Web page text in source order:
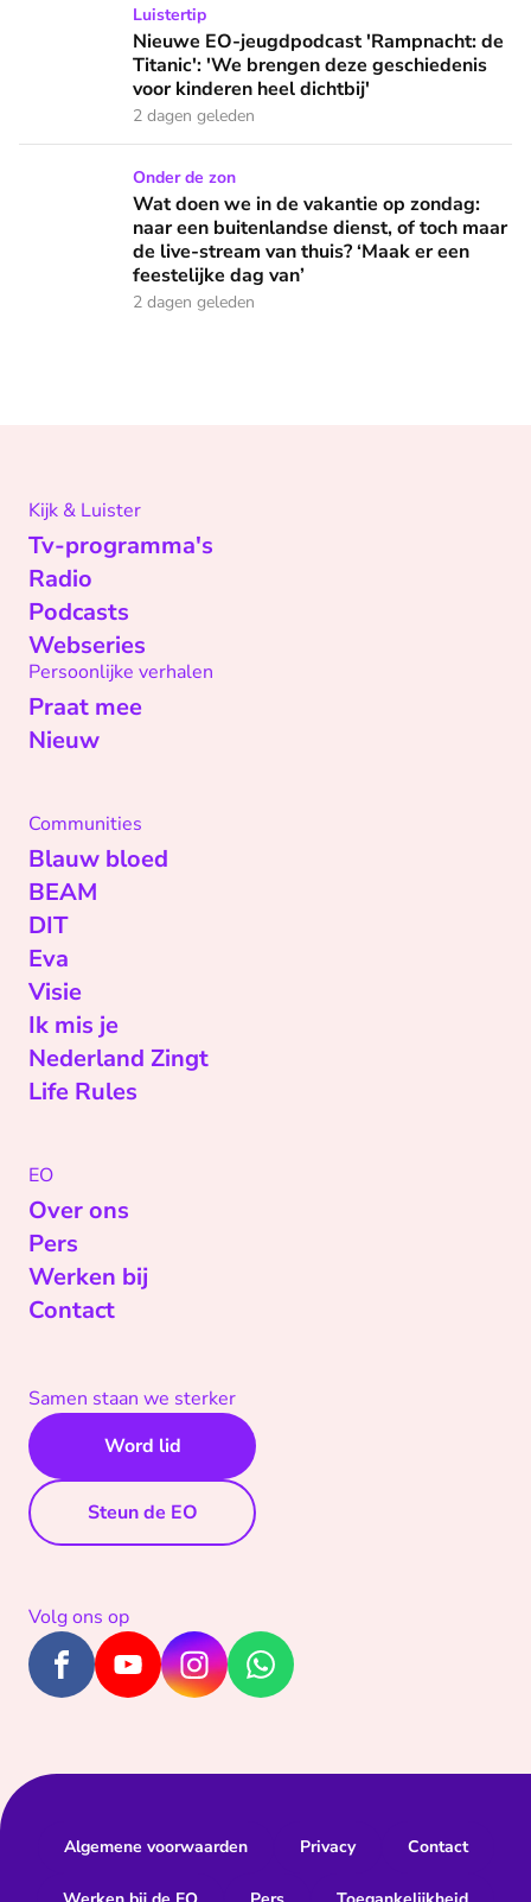
Nieuwe EO-jeugdpodcast 'Rampnacht: de Titanic': 'We
Luistertip
Nieuwe EO-jeugdpodcast 'Rampnacht: de
Titanic': 'We brengen deze geschiedenis
voor kinderen heel dichtbij'
2 dagen geleden
Wat doen we in de vakantie op zondag: naar een
Onder de zon
Wat doen we in de vakantie op zondag:
naar een buitenlandse dienst, of toch maar
de live-stream van thuis? ‘Maak er een
feestelijke dag van’
2 dagen geleden
Kijk & Luister
Tv-programma's
Radio
Podcasts
Webseries
Persoonlijke verhalen
Praat mee
Nieuw
Communities
Blauw bloed
BEAM
DIT
Eva
Visie
Ik mis je
Nederland Zingt
Life Rules
EO
Over ons
Pers
Werken bij
Contact
Samen staan we sterker
Word lid
Steun de EO
Volg ons op
Algemene voorwaarden Privacy Contact